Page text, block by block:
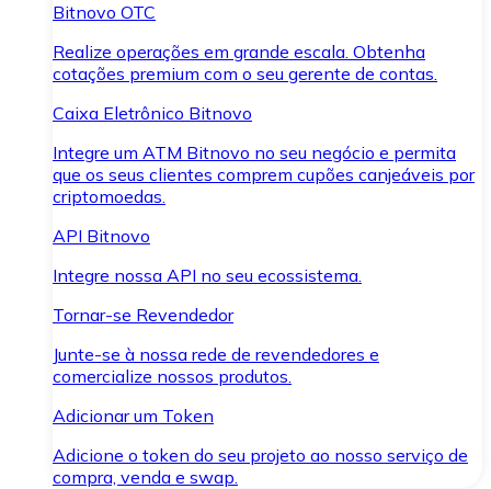
Bitnovo OTC
Realize operações em grande escala. Obtenha
cotações premium com o seu gerente de contas.
Caixa Eletrônico Bitnovo
Integre um ATM Bitnovo no seu negócio e permita
que os seus clientes comprem cupões canjeáveis por
criptomoedas.
API Bitnovo
Integre nossa API no seu ecossistema.
Tornar-se Revendedor
Junte-se à nossa rede de revendedores e
comercialize nossos produtos.
Adicionar um Token
Adicione o token do seu projeto ao nosso serviço de
compra, venda e swap.